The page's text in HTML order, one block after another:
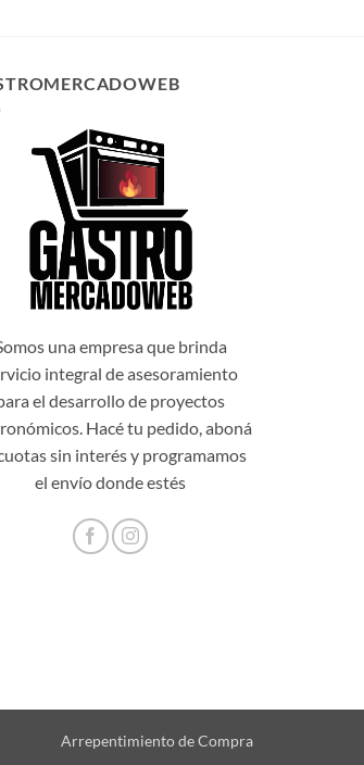
una empresa que brinda
integral de asesoramiento
el desarrollo de proyectos
Hacé tu pedido, aboná
sin interés y programamos
el envío donde estés
Arrepentimiento de Compra